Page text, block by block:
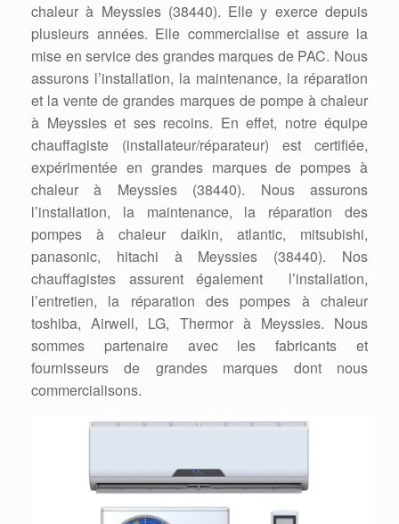
chaleur à Meyssies (38440). Elle y exerce depuis
plusieurs années. Elle commercialise et assure la
mise en service des grandes marques de PAC. Nous
assurons l’installation, la maintenance, la réparation
et la vente de grandes marques de pompe à chaleur
à Meyssies et ses recoins. En effet, notre équipe
chauffagiste (installateur/réparateur) est certifiée,
expérimentée en grandes marques de pompes à
chaleur à Meyssies (38440). Nous assurons
l’installation, la maintenance, la réparation des
pompes à chaleur daikin, atlantic, mitsubishi,
panasonic, hitachi à Meyssies (38440). Nos
chauffagistes assurent également l’installation,
l’entretien, la réparation des pompes à chaleur
toshiba, Airwell, LG, Thermor à Meyssies. Nous
sommes partenaire avec les fabricants et
fournisseurs de grandes marques dont nous
commercialisons.